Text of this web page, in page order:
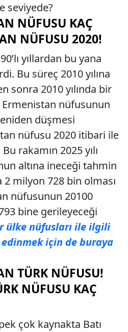
seviyede?
NÜFUSU KAÇ
NÜFUSU 2020!
yıllardan bu yana
Bu süreç 2010 yılına
sonra 2010 yılında bir
nüfusunun
düşmesi
nüfusu 2020 itibari ile
rakamın 2025 yılı
altına ineceği tahmin
2 milyon 728 bin olması
nüfusunun 20100
bine gerileyeceği
ülke nüfusları ile ilgili
için de buraya
TÜRK NÜFUSU!
NÜFUSU KAÇ
çok kaynakta Batı